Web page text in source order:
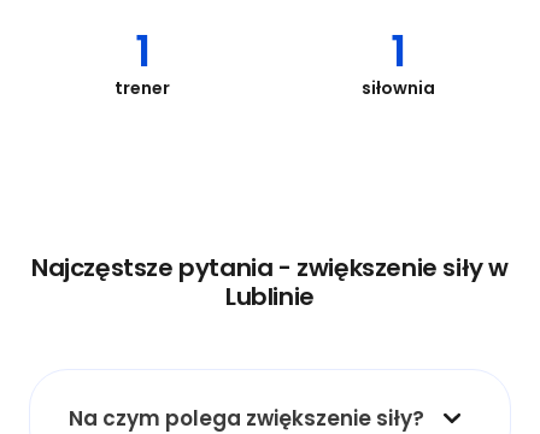
1
trener
1
siłownia
Najczęstsze pytania - zwiększenie siły w
Lublinie
Na czym polega zwiększenie siły?